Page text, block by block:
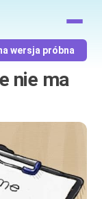
wersja próbna
nie ma